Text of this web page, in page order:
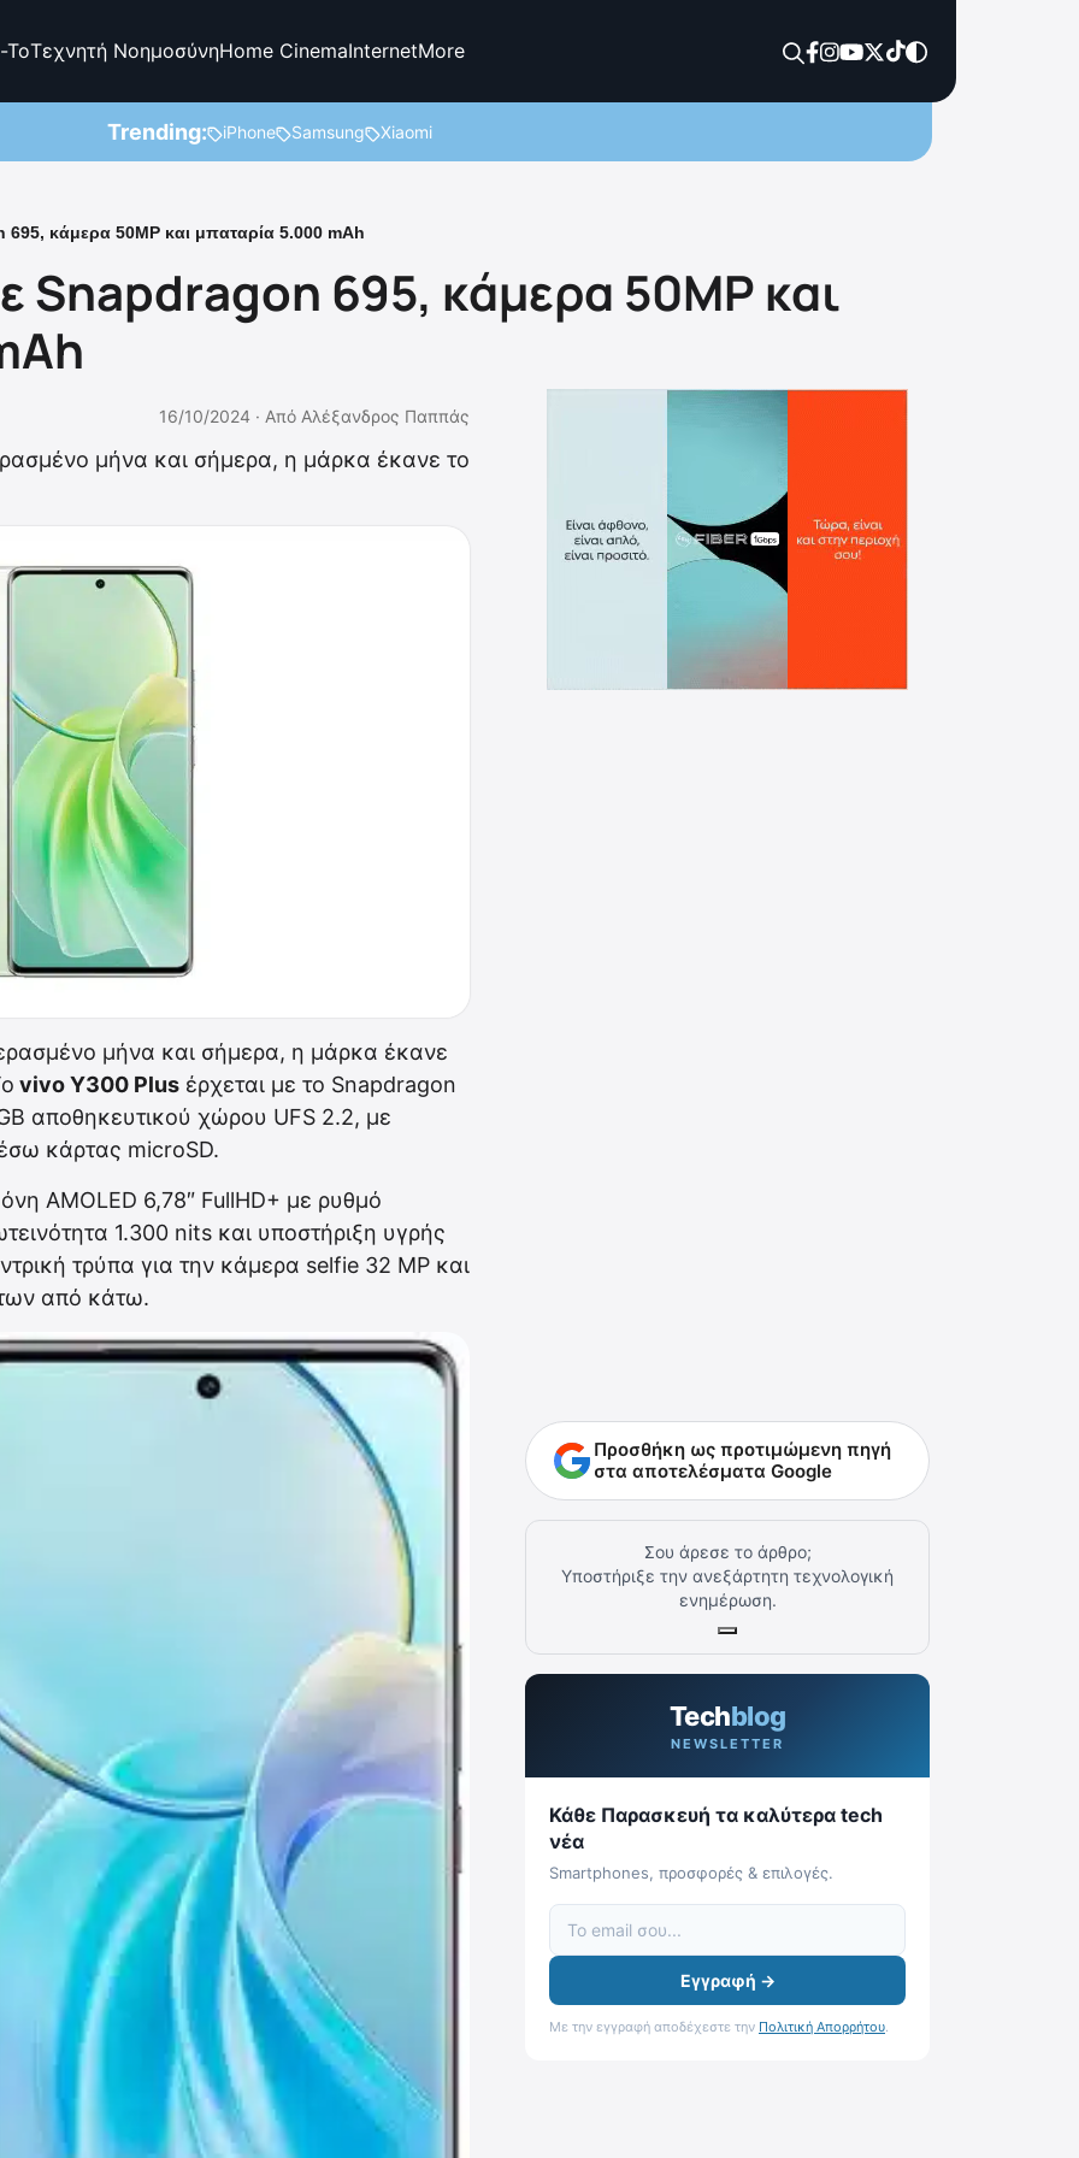
ToΤεχνητή ΝοημοσύνηHome CinemaInternetMore
Trending: iPhone Samsung Xiaomi
κάμερα 50MP και μπαταρία 5.000 mAh
Snapdragon 695, κάμερα 50MP και
16/10/2024 · Από Αλέξανδρος Παππάς
μήνα και σήμερα, η μάρκα έκανε το
μήνα και σήμερα, η μάρκα έκανε
vivo Y300 Plus έρχεται με το Snapdragon
αποθηκευτικού χώρου UFS 2.2, με
κάρτας microSD.
AMOLED 6,78″ FullHD+ με ρυθμό
1.300 nits και υποστήριξη υγρής
τρύπα για την κάμερα selfie 32 MP και
από κάτω.
Προσθήκη ως προτιμώμενη πηγή
στα αποτελέσματα Google
Σου άρεσε το άρθρο;
Υποστήριξε την ανεξάρτητη τεχνολογική
ενημέρωση.
Techblog
NEWSLETTER
Κάθε Παρασκευή τα καλύτερα tech
νέα
Smartphones, προσφορές & επιλογές.
Εγγραφή →
Με την εγγραφή αποδέχεστε την Πολιτική Απορρήτου.